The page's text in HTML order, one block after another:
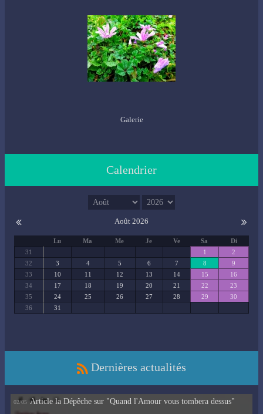
Galerie
Calendrier
Août 2026
Lu Ma Me Je Ve Sa
Di
31
1
2
32
3 4 5 6 7 8
9
33
10 11 12 13 14 15
16
34
17 18 19 20 21 22
23
35
24 25 26 27 28 29
30
36
31
Dernières actualités
02/05 Article la Dépêche sur "Quand l'Amour vous tombera dessus"